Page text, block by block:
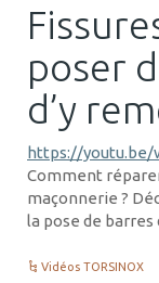
poser
d’y
https://youtu.be/
Comment
maçonnerie ?
la pose de barres
Vidéos TORSINOX